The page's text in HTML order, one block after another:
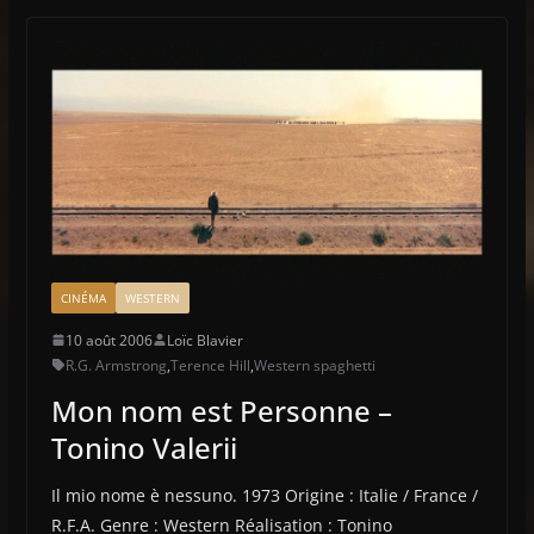
CINÉMA WESTERN
10 août 2006
Loïc Blavier
R.G. Armstrong,Terence Hill,Western spaghetti
Mon nom est Personne –
Tonino Valerii
Il mio nome è nessuno. 1973 Origine : Italie / France /
R.F.A. Genre : Western Réalisation : Tonino